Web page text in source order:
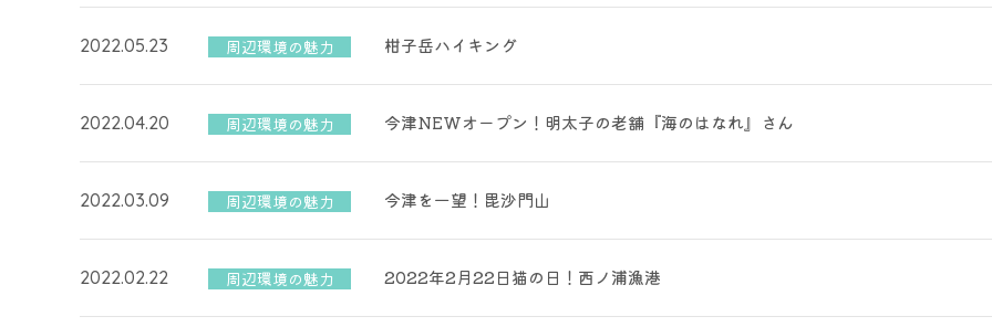
2022.05.23 周辺環境の魅力 柑子岳ハイキング
2022.04.20 周辺環境の魅力 今津NEWオープン！明太子の老舗『海のはなれ』さん
2022.03.09 周辺環境の魅力 今津を一望！毘沙門山
2022.02.22 周辺環境の魅力 2022年2月22日猫の日！西ノ浦漁港